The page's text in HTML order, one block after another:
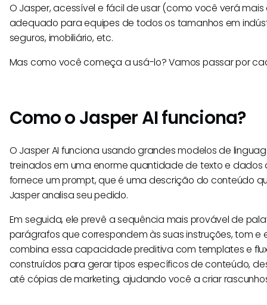
O Jasper, acessível e fácil de usar (como você verá
adequado para equipes de todos os tamanhos em
seguros, imobiliário, etc.
Mas como você começa a usá-lo? Vamos passar por
Como o Jasper AI funciona?
O Jasper AI funciona usando grandes modelos de
treinados em uma enorme quantidade de texto e dados
fornece um prompt, que é uma descrição do conteúdo
Jasper analisa seu pedido.
Em seguida, ele prevê a sequência mais provável de
parágrafos que correspondem às suas instruções, tom e
combina essa capacidade preditiva com templates e
construídos para gerar tipos específicos de conteúdo,
até cópias de marketing, ajudando você a criar